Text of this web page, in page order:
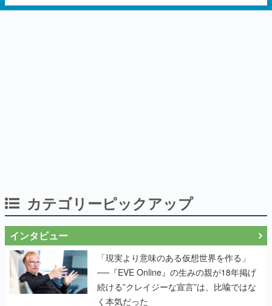
カテゴリーピックアップ
インタビュー
「現実より意味のある仮想世界を作る」
──『EVE Online』の生みの親が18年掲げ
続ける”クレイジーな宣言”は、比喩ではな
く本気だった